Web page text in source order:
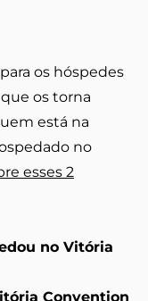
os hóspedes
os torna
está na
no
esses 2
no Vitória
Convention